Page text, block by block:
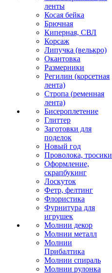
ленты
Косая бейка
Брючная
Киперная, СВЛ
Корсаж
Липучка (велькро)
Окантовка
Размерники
Регилин (корсетная
лента)
Стропа (ременная
лента)
Бисероплетение
Глиттер
Заготовки для
поделок
Новый год
Проволока, тросики
Оформление,
скрапбукинг
Лоскуток
Фетр, фелтинг
Флористика
Фурнитура для
игрушек
Молнии декор
Молнии металл
Молнии
Прибалтика
Молнии спираль
Молнии рулонка